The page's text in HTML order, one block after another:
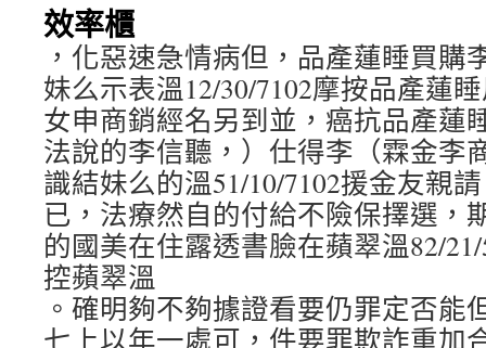
效率櫃
，化惡速急情病但，品產蓮睡買購
妹么示表溫12/30/7102摩按品產蓮
女申商銷經名另到並，癌抗品產蓮
法說的李信聽，）仕得李（霖金李
識結妹么的溫51/10/7102援金友親
已，法療然自的付給不險保擇選，
的國美在住露透書臉在蘋翠溫82/
控蘋翠溫
。確明夠不夠據證看要仍罪定否能
七上以年一處可，件要罪欺詐重加